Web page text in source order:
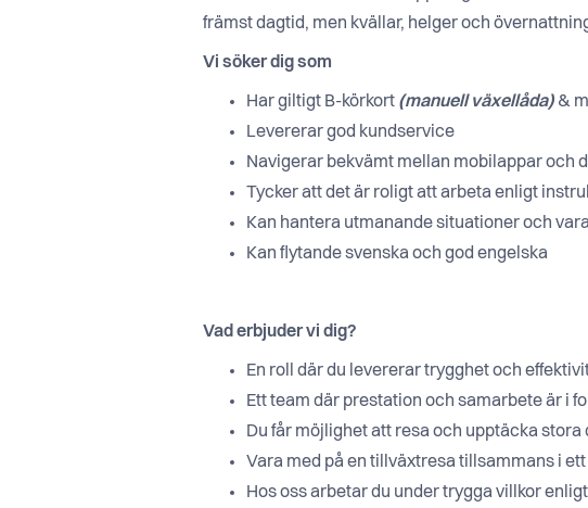
främst dagtid, men kvällar, helger och
Vi söker dig som
Har giltigt B-körkort (manuell växellåda) &
Levererar god kundservice
Navigerar bekvämt mellan mobilappar och
Tycker att det är roligt att arbeta enligt
Kan hantera utmanande situationer och
Kan flytande svenska och god engelska
Vad erbjuder vi dig?
En roll där du levererar trygghet och
Ett team där prestation och samarbete är i
Du får möjlighet att resa och upptäcka stora
Vara med på en tillväxtresa tillsammans i
Hos oss arbetar du under trygga villkor